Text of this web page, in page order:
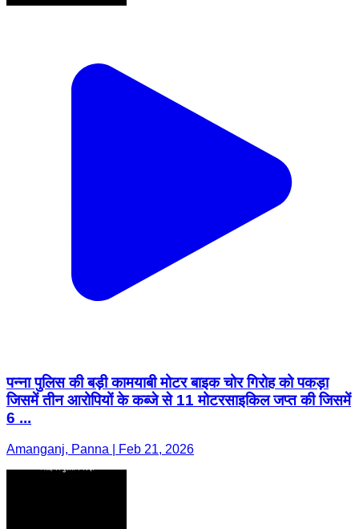
पन्ना पुलिस की बड़ी कामयाबी मोटर बाइक चोर गिरोह को पकड़ा
जिसमें तीन आरोपियों के कब्जे से 11 मोटरसाइकिल जप्त की जिसमें
6 ...
Amanganj, Panna | Feb 21, 2026